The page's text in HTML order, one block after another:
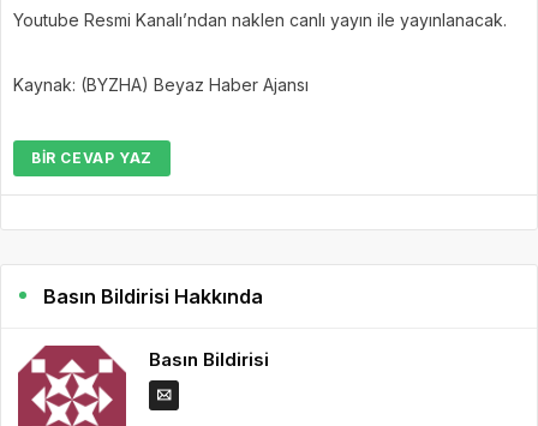
Youtube Resmi Kanalı’ndan naklen canlı yayın ile yayınlanacak.
Kaynak: (BYZHA) Beyaz Haber Ajansı
BIR CEVAP YAZ
Basın Bildirisi Hakkında
Basın Bildirisi